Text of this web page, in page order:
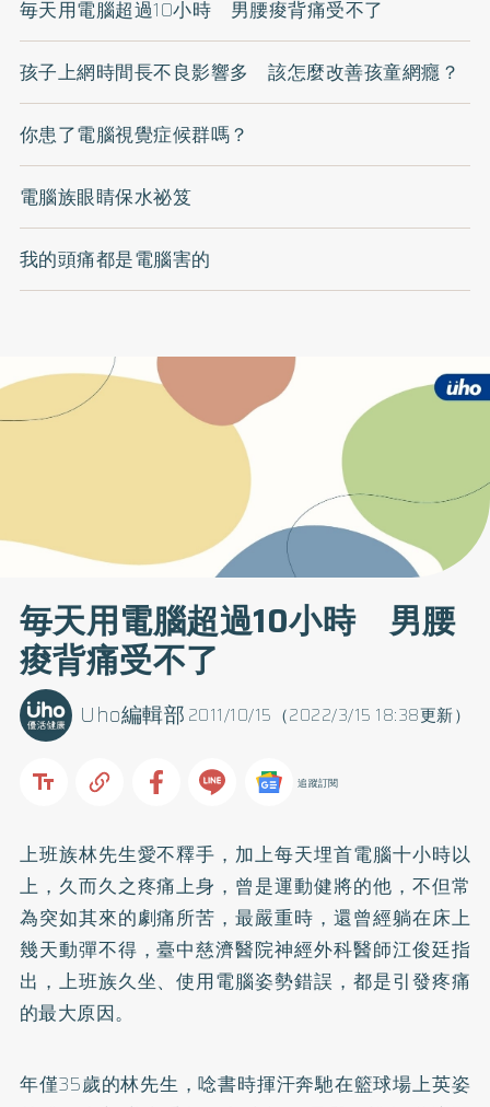
毎天用電腦超過10小時 男腰痠背痛受不了
孩子上網時間長不良影響多 該怎麼改善孩童網癮？
你患了電腦視覺症候群嗎？
電腦族眼睛保水祕笈
我的頭痛都是電腦害的
毎天用電腦超過10小時 男腰
痠背痛受不了
2011/10/15（2022/3/15 18:38更新）
Uho編輯部
追蹤訂閱
上班族林先生愛不釋手，加上每天埋首電腦十小時以
上，久而久之疼痛上身，曾是運動健將的他，不但常
為突如其來的劇痛所苦，最嚴重時，還曾經躺在床上
幾天動彈不得，臺中慈濟醫院神經外科醫師江俊廷指
出，上班族久坐、使用電腦姿勢錯誤，都是引發疼痛
的最大原因。
年僅35歲的林先生，唸書時揮汗奔馳在籃球場上英姿